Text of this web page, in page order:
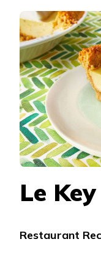
Le
Restaurant